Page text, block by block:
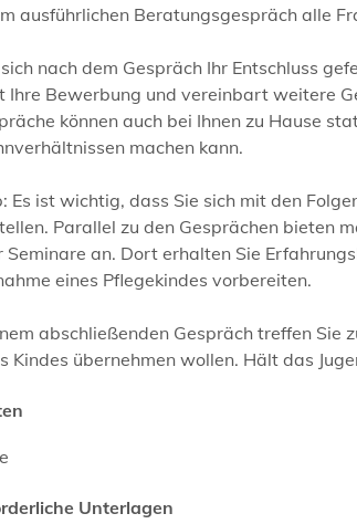
ausführlichen Beratungsgespräch alle
nach dem Gespräch Ihr Entschluss
Ihre Bewerbung und vereinbart weitere
können auch bei Ihnen zu Hause
machen kann.
Es ist wichtig, dass Sie sich mit den
Parallel zu den Gesprächen bieten
Seminare an. Dort erhalten Sie
eines Pflegekindes vorbereiten.
abschließenden Gespräch treffen Sie
Kindes übernehmen wollen. Hält das
Unterlagen